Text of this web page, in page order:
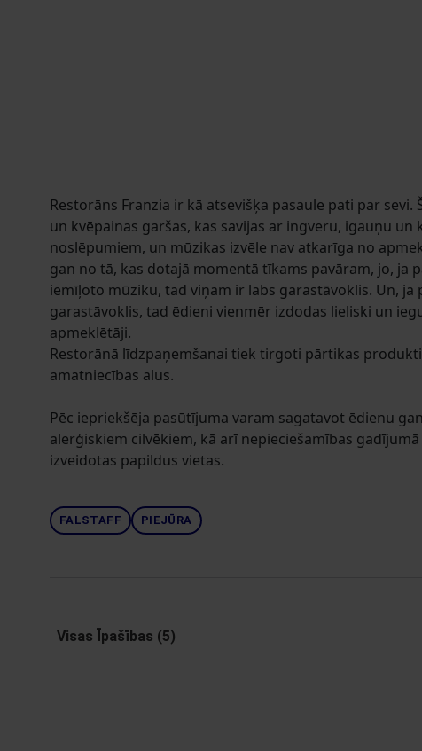
Restorāns Franzia ir kā atsevišķa pasaule pati par sevi.
un kvēpainas garšas, kas savijas ar ingveru, igauņu un
noslēpumiem, un mūzikas izvēle nav atkarīga no
gan no tā, kas dotajā momentā tīkams pavāram, jo, ja
iemīļoto mūziku, tad viņam ir labs garastāvoklis. Un, ja
garastāvoklis, tad ēdieni vienmēr izdodas lieliski un
apmeklētāji.
Restorānā līdzpaņemšanai tiek tirgoti pārtikas
amatniecības alus.
Pēc iepriekšēja pasūtījuma varam sagatavot ēdienu
alerģiskiem cilvēkiem, kā arī nepieciešamības
izveidotas papildus vietas.
FALSTAFF PIEJŪRA
Visas Īpašības (5)